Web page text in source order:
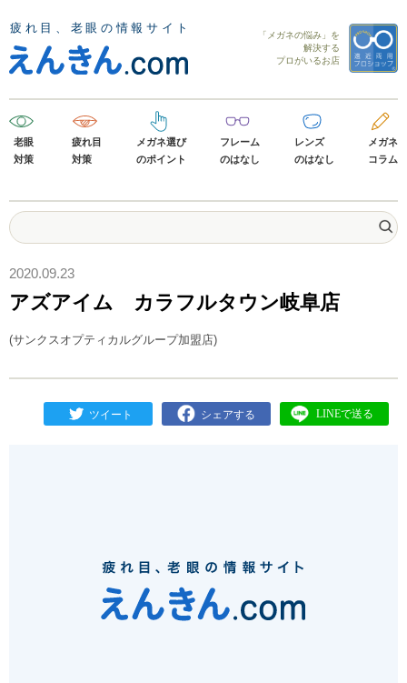
「メガネの悩み」を
解決する
プロがいるお店
老眼
対策
疲れ目
対策
メガネ選び
のポイント
フレーム
のはなし
レンズ
のはなし
メガネ
コラム
2020.09.23
アズアイム カラフルタウン岐阜店